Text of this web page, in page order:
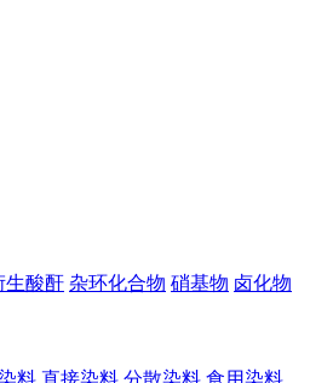
生酸酐 杂环化合物 硝基物 卤化物
料 直接染料 分散染料 食用染料